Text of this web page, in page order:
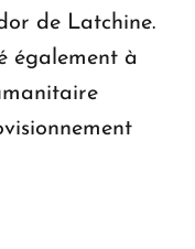
de Latchine.
également à